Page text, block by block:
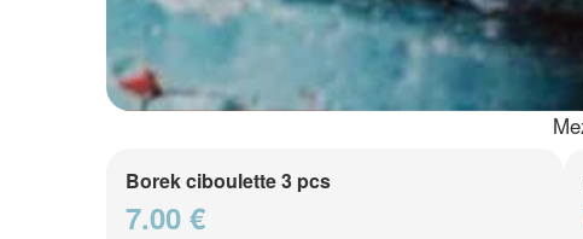
Borek ciboulette 3 pcs
7.00 €